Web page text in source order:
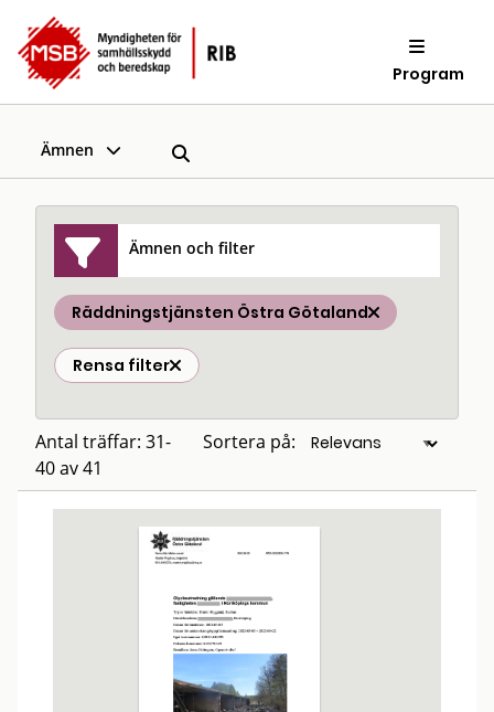
Program
Ämnen
Ämnen och filter
Räddningstjänsten Östra Götaland
Rensa filter
Antal träffar: 31-
40 av 41
Sortera på: